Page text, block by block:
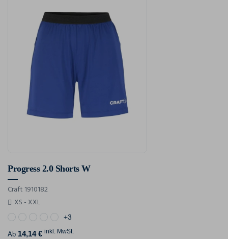
Progress 2.0 Shorts W
Craft 1910182
XS - XXL
+3
Ab 14,14 € inkl. MwSt.